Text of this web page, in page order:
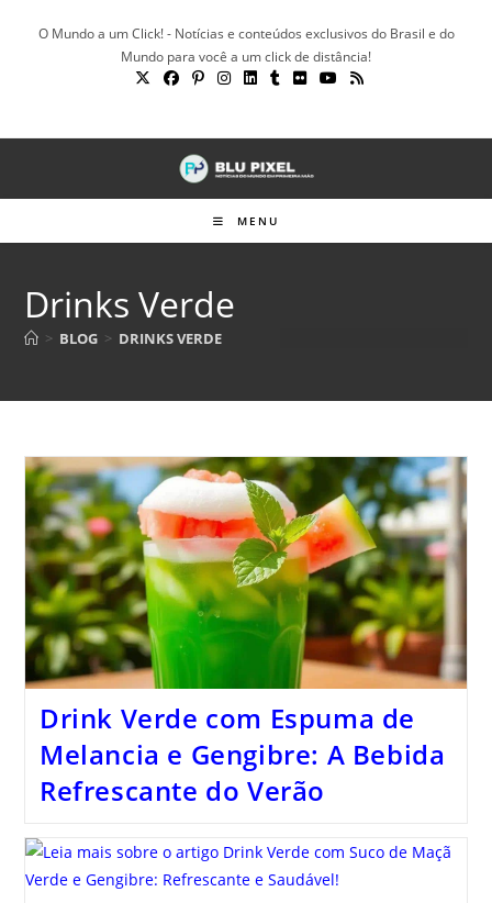
O Mundo a um Click! - Notícias e conteúdos exclusivos do Brasil e do
Mundo para você a um click de distância!
MENU
Drinks Verde
> BLOG > DRINKS VERDE
Drink Verde com Espuma de
Melancia e Gengibre: A Bebida
Refrescante do Verão